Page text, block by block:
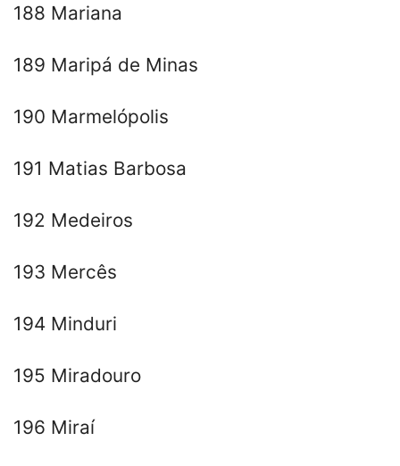
188 Mariana
189 Maripá de Minas
190 Marmelópolis
191 Matias Barbosa
192 Medeiros
193 Mercês
194 Minduri
195 Miradouro
196 Miraí